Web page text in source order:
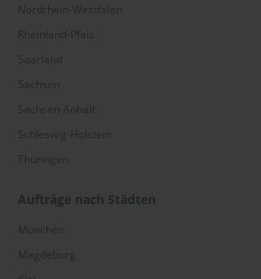
Harz
Hochsauerlandkreis
Märkischer Kreis
Mecklenburg
Ostwestfalen-Lippe
Nordrhein-Westfalen
Rheinland-Pfalz
Saarland
Sachsen
Sachsen-Anhalt
Schleswig-Holstein
Thüringen
Aufträge nach Städten
München
Magdeburg